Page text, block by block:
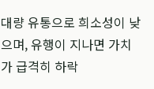
대량 유통으로 희소성이 낮
으며, 유행이 지나면 가치
가 급격히 하락